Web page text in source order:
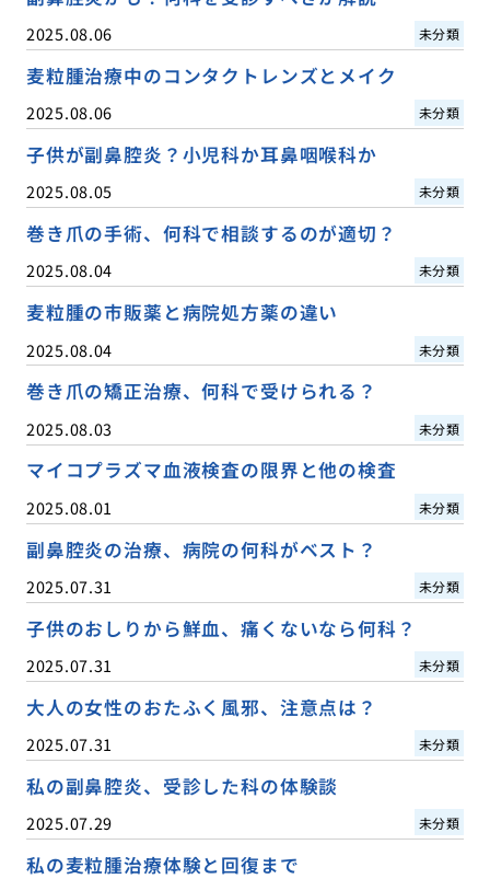
2025.08.06 未分類
麦粒腫治療中のコンタクトレンズとメイク
2025.08.06 未分類
子供が副鼻腔炎？小児科か耳鼻咽喉科か
2025.08.05 未分類
巻き爪の手術、何科で相談するのが適切？
2025.08.04 未分類
麦粒腫の市販薬と病院処方薬の違い
2025.08.04 未分類
巻き爪の矯正治療、何科で受けられる？
2025.08.03 未分類
マイコプラズマ血液検査の限界と他の検査
2025.08.01 未分類
副鼻腔炎の治療、病院の何科がベスト？
2025.07.31 未分類
子供のおしりから鮮血、痛くないなら何科？
2025.07.31 未分類
大人の女性のおたふく風邪、注意点は？
2025.07.31 未分類
私の副鼻腔炎、受診した科の体験談
2025.07.29 未分類
私の麦粒腫治療体験と回復まで